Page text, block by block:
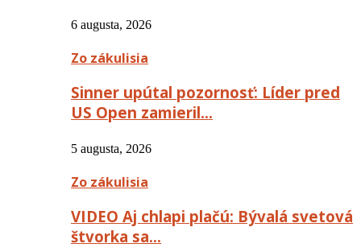
6 augusta, 2026
Zo zákulisia
Sinner upútal pozornosť: Líder pred
US Open zamieril…
5 augusta, 2026
Zo zákulisia
VIDEO Aj chlapi plačú: Bývalá svetová
štvorka sa…